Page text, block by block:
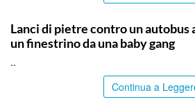
Lanci di pietre contro un
un finestrino da una baby gang
..
Continua a